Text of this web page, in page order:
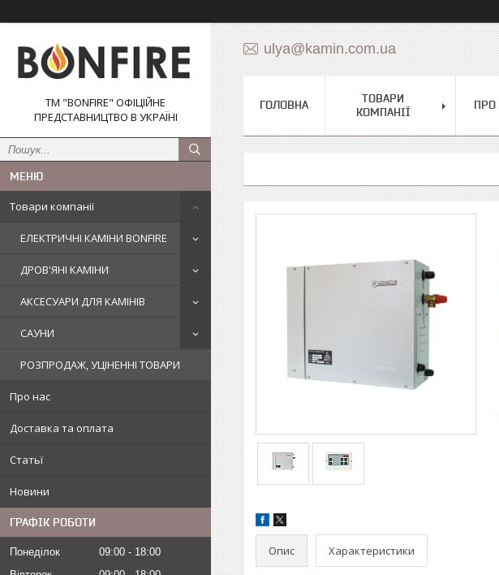
ТМ "BONFIRE" ОФІЦІЙНЕ
ПРЕДСТАВНИЦТВО В УКРАЇНІ
Товари компанії
ЕЛЕКТРИЧНІ КАМІНИ BONFIRE
ДРОВ'ЯНІ КАМІНИ
АКСЕСУАРИ ДЛЯ КАМІНІВ
САУНИ
РОЗПРОДАЖ, УЦІНЕННІ ТОВАРИ
Про нас
Доставка та оплата
Статьї
Новини
ГРАФІК РОБОТИ
Понеділок 09:00
18:00
ulya@kamin.com.ua
ГОЛОВНА
ТОВАРИ
КОМПАНІЇ
ПРО
Опис Характеристики